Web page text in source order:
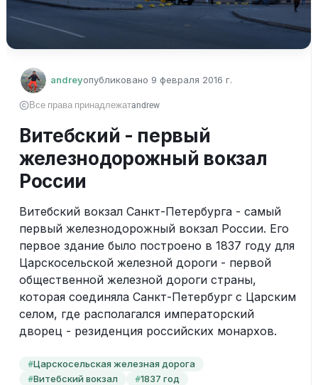
andreyопубликовано 9 февраля 2016 г.
Все права принадлежатandrew
Витебский - первый
железнодорожный вокзал
России
Витебский вокзал Санкт-Петербурга - самый
первый железнодорожный вокзал России. Его
первое здание было построено в 1837 году для
Царскосельской железной дороги - первой
общественной железной дороги страны,
которая соединяла Санкт-Петербург с Царским
селом, где располагался императорский
дворец - резиденция российских монархов.
#Царскосельская железная дорога
#Витебский вокзал #1837 год